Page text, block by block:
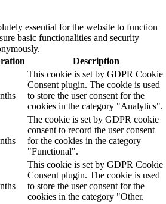
essential for the website to function
basic functionalities and security
Description
This cookie is set by GDPR Cookie
Consent plugin. The cookie is used
to store the user consent for the
cookies in the category "Analytics".
The cookie is set by GDPR cookie
consent to record the user consent
for the cookies in the category
"Functional".
This cookie is set by GDPR Cookie
Consent plugin. The cookie is used
to store the user consent for the
cookies in the category "Other.